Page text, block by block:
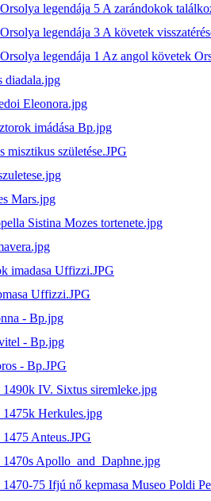
legendája 5 A zarándokok
legendája 3 A követek
legendája 1 Az angol követek
diadala.jpg
Eleonora.jpg
imádása Bp.jpg
születése.JPG
Mars.jpg
Sistina Mozes tortenete.jpg
imadasa Uffizzi.JPG
Uffizzi.JPG
- Bp.jpg
- Bp.jpg
- Bp.JPG
IV. Sixtus siremleke.jpg
Herkules.jpg
Anteus.JPG
Apollo_and_Daphne.jpg
75 Ifjú nő kepmasa Museo Poldi